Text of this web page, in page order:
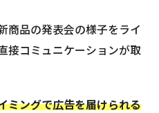
商品の発表会の様子をライ
接コミュニケーションが取
ミングで広告を届けられる